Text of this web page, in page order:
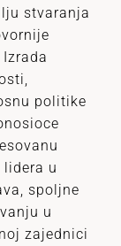
stvaranja
politike
lidera u
spoljne
u
zajednici